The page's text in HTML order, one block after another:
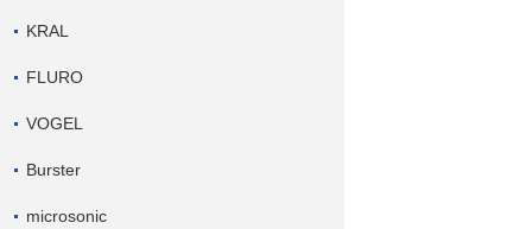
KRAL
FLURO
VOGEL
Burster
microsonic